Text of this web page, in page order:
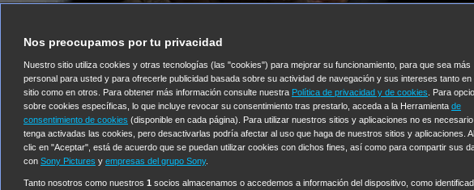
Nos preocupamos por tu privacidad
Nuestro sitio utiliza cookies y otras tecnologías (las "cookies") para mejorar su funcionamiento, para que sea más
personal para usted y para ofrecerle publicidad basada sobre su actividad de navegación y sus intereses tanto en
sitio como en otros. Para obtener más información consulte nuestra Política de privacidad y de cookies . Para
sobre cookies específicas, lo que incluye revocar su consentimiento tras prestarlo, acceda a la Herramienta de
consentimiento de cookies (disponible en cada página). Para utilizar nuestros sitios y aplicaciones no es
tenga activadas las cookies, pero desactivarlas podría afectar al uso que haga de nuestros sitios y aplicaciones.
clic en "Aceptar", está de acuerdo que se puedan utilizar cookies con dichos fines, así como para compartir sus
con Sony Pictures y empresas del grupo Sony.
Tanto nosotros como nuestros 1 socios almacenamos o accedemos a información del dispositivo, como